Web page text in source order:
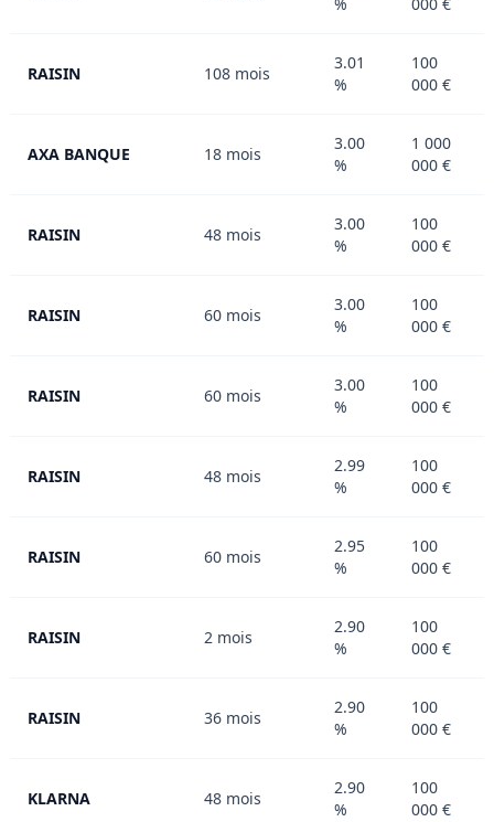
RAISIN 108 mois
3.01
%
100
000 €
AXA BANQUE 18 mois
3.00
%
1 000
000 €
RAISIN 48 mois
3.00
%
100
000 €
RAISIN 60 mois
3.00
%
100
000 €
RAISIN 60 mois
3.00
%
100
000 €
RAISIN 48 mois
2.99
%
100
000 €
RAISIN 60 mois
2.95
%
100
000 €
RAISIN 2 mois
2.90
%
100
000 €
RAISIN 36 mois
2.90
%
100
000 €
KLARNA 48 mois
2.90
%
100
000 €